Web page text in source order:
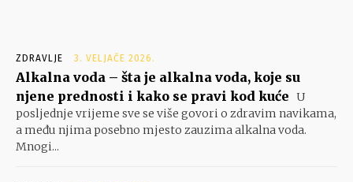
ZDRAVLJE 3. VELJAČE 2026.
Alkalna voda – šta je alkalna voda, koje su
njene prednosti i kako se pravi kod kuće U
posljednje vrijeme sve se više govori o zdravim navikama,
a među njima posebno mjesto zauzima alkalna voda.
Mnogi...